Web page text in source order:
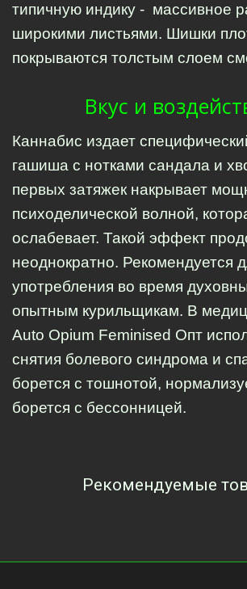
типичную индику -  массивное
широкими листьями. Шишки
покрываются толстым слоем
Вкус и
Каннабис издает
гашиша с нотками сандала и
первых затяжек накрывает
психоделической волной,
ослабевает. Такой эффект
неоднократно. Рекомендуется
употребления во время
опытным курильщикам. В
Auto Opium Feminised Опт
снятия болевого синдрома и
борется с тошнотой,
борется с бессонницей.
Рекомендуемые